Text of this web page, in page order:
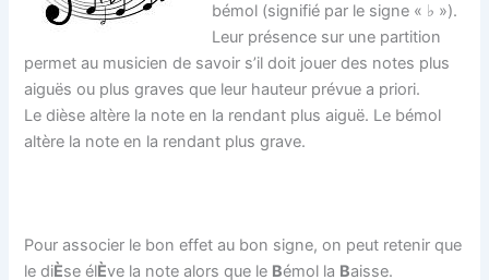
bémol (signifié par le signe « ♭ »).
Leur présence sur une partition
permet au musicien de savoir s’il doit jouer des notes plus
aiguës ou plus graves que leur hauteur prévue a priori.
Le dièse altère la note en la rendant plus aiguë. Le bémol
altère la note en la rendant plus grave.
Pour associer le bon effet au bon signe, on peut retenir que
le diÈse élÈve la note alors que le Bémol la Baisse.